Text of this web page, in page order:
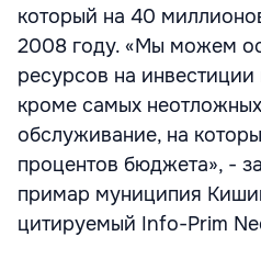
который на 40
2008 году. «Мы можем
ресурсов на
кроме самых
обслуживание, на
процентов бюджета», -
примар муниципия
цитируемый Info-Prim